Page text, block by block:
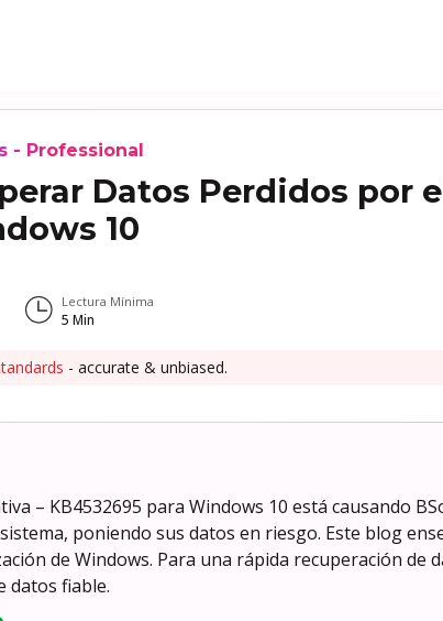
- Professional
Datos Perdidos por
10
Lectura Mínima
5 Min
- accurate & unbiased.
– KB4532695 para Windows 10 está causando
poniendo sus datos en riesgo. Este blog
de Windows. Para una rápida recuperación de
datos fiable.